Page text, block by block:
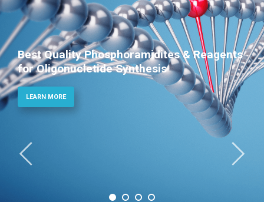
Phosphoramidites for Diagnostic
Therapeutic Applications